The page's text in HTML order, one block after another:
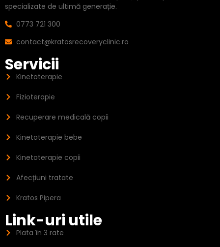
specializate de ultimă generație.
0773 721 300
contact@kratosrecoveryclinic.ro
Servicii
Kinetoterapie
Fizioterapie
Recuperare medicală copii
Kinetoterapie bebe
Kinetoterapie copii
Afecțiuni tratate
Kratos Pipera
Link-uri utile
Plata în 3 rate